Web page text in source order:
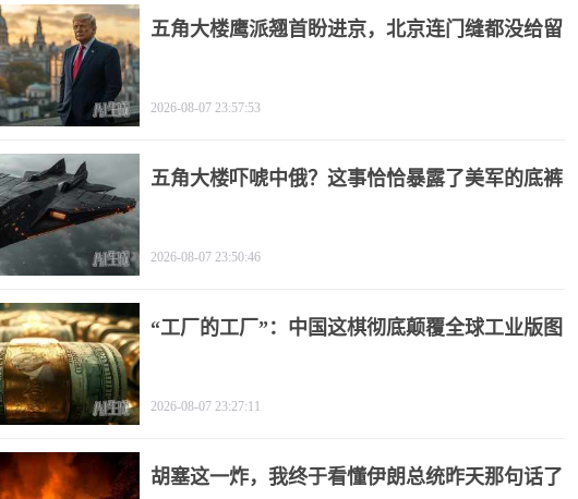
五角大楼鹰派翘首盼进京，北京连门缝都没给留
2026-08-07 23:57:53
五角大楼吓唬中俄？这事恰恰暴露了美军的底裤
2026-08-07 23:50:46
“工厂的工厂”：中国这棋彻底颠覆全球工业版图
2026-08-07 23:27:11
胡塞这一炸，我终于看懂伊朗总统昨天那句话了